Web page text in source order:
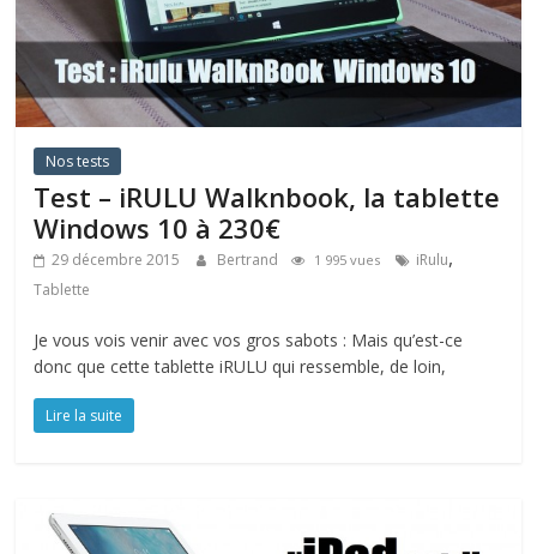
Nos tests
Test – iRULU Walknbook, la tablette
Windows 10 à 230€
29 décembre 2015 Bertrand 1 995 vues iRulu,
Tablette
Je vous vois venir avec vos gros sabots : Mais qu’est-ce
donc que cette tablette iRULU qui ressemble, de loin,
Lire la suite